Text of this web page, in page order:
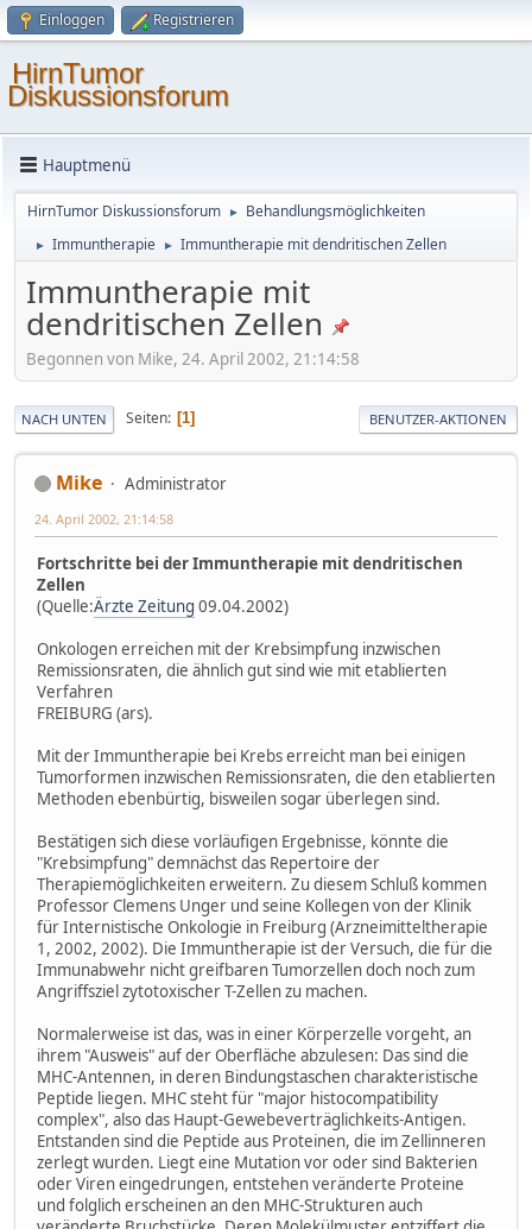
Einloggen Registrieren
HirnTumor
Diskussionsforum
Hauptmenü
HirnTumor Diskussionsforum ► Behandlungsmöglichkeiten
► Immuntherapie ► Immuntherapie mit dendritischen Zellen
Immuntherapie mit
dendritischen Zellen
Begonnen von Mike, 24. April 2002, 21:14:58
NACH UNTEN Seiten 1 BENUTZER-AKTIONEN
Mike Administrator
24. April 2002, 21:14:58
Fortschritte bei der Immuntherapie mit dendritischen
Zellen
(Quelle:Ärzte Zeitung 09.04.2002)
Onkologen erreichen mit der Krebsimpfung inzwischen
Remissionsraten, die ähnlich gut sind wie mit etablierten
Verfahren
FREIBURG (ars).
Mit der Immuntherapie bei Krebs erreicht man bei einigen
Tumorformen inzwischen Remissionsraten, die den etablierten
Methoden ebenbürtig, bisweilen sogar überlegen sind.
Bestätigen sich diese vorläufigen Ergebnisse, könnte die
"Krebsimpfung" demnächst das Repertoire der
Therapiemöglichkeiten erweitern. Zu diesem Schluß kommen
Professor Clemens Unger und seine Kollegen von der Klinik
für Internistische Onkologie in Freiburg (Arzneimitteltherapie
1, 2002, 2002). Die Immuntherapie ist der Versuch, die für die
Immunabwehr nicht greifbaren Tumorzellen doch noch zum
Angriffsziel zytotoxischer T-Zellen zu machen.
Normalerweise ist das, was in einer Körperzelle vorgeht, an
ihrem "Ausweis" auf der Oberfläche abzulesen: Das sind die
MHC-Antennen, in deren Bindungstaschen charakteristische
Peptide liegen. MHC steht für "major histocompatibility
complex", also das Haupt-Gewebeverträglichkeits-Antigen.
Entstanden sind die Peptide aus Proteinen, die im Zellinneren
zerlegt wurden. Liegt eine Mutation vor oder sind Bakterien
oder Viren eingedrungen, entstehen veränderte Proteine
und folglich erscheinen an den MHC-Strukturen auch